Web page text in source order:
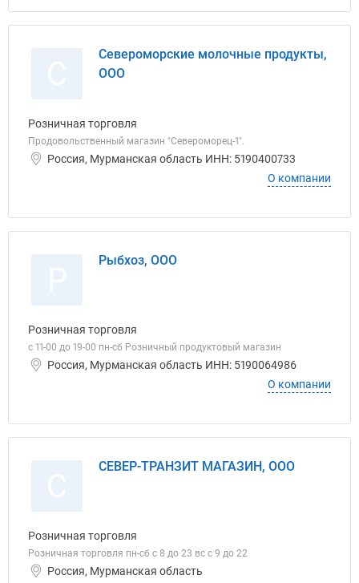
Североморские молочные продукты,
ООО
Розничная торговля
Продовольственный магазин "Североморец-1".
Россия, Мурманская область ИНН: 5190400733
О компании
Рыбхоз, ООО
Розничная торговля
с 11-00 до 19-00 пн-сб Розничный продуктовый магазин
Россия, Мурманская область ИНН: 5190064986
О компании
СЕВЕР-ТРАНЗИТ МАГАЗИН, ООО
Розничная торговля
Розничная торговля пн-сб с 8 до 23 вс с 9 до 22
Россия, Мурманская область